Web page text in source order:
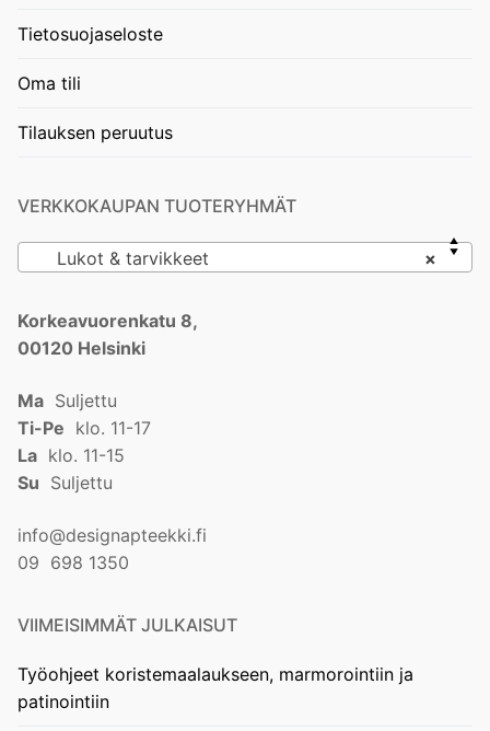
Tietosuojaseloste
Oma tili
Tilauksen peruutus
VERKKOKAUPAN TUOTERYHMÄT
×
Lukot & tarvikkeet
Korkeavuorenkatu 8,
00120 Helsinki
Ma Suljettu
Ti-Pe klo. 11-17
La klo. 11-15
Su Suljettu
info@designapteekki.fi
09 698 1350
VIIMEISIMMÄT JULKAISUT
Työohjeet koristemaalaukseen, marmorointiin ja
patinointiin